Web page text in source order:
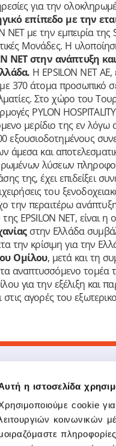
η ιστοσελίδα
cookie
κοινωνικών
για την
επίπεδο με την
NET με την εμπειρία
Μονάδες. Η
NET στην ανάπτυξη
Η EPSILON NET AE,
370 άτομα προσωπικό
Στο χώρο του
PYLON
μερίδιο της εν λόγω
εξουσιοδοτημένους
άμεσα και
λύσεων
της, έχει επιδείξει
του
την περαιτέρω
EPSILON NET, είναι
στην Ελλάδα
την κρίσιμη για την
Ομίλου, μετά και τη
αναπτυσσόμενο τομέα
για την εξέλιξη και
στις αγορές του